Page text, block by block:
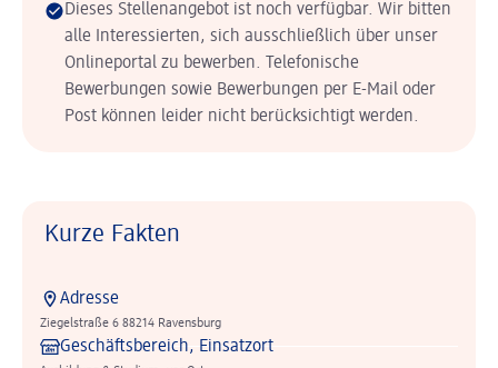
Dieses Stellenangebot ist noch verfügbar. Wir bitten
alle Interessierten, sich ausschließlich über unser
Onlineportal zu bewerben. Telefonische
Bewerbungen sowie Bewerbungen per E-Mail oder
Post können leider nicht berücksichtigt werden.
Kurze Fakten
Adresse
Ziegelstraße 6 88214 Ravensburg
Geschäftsbereich, Einsatzort